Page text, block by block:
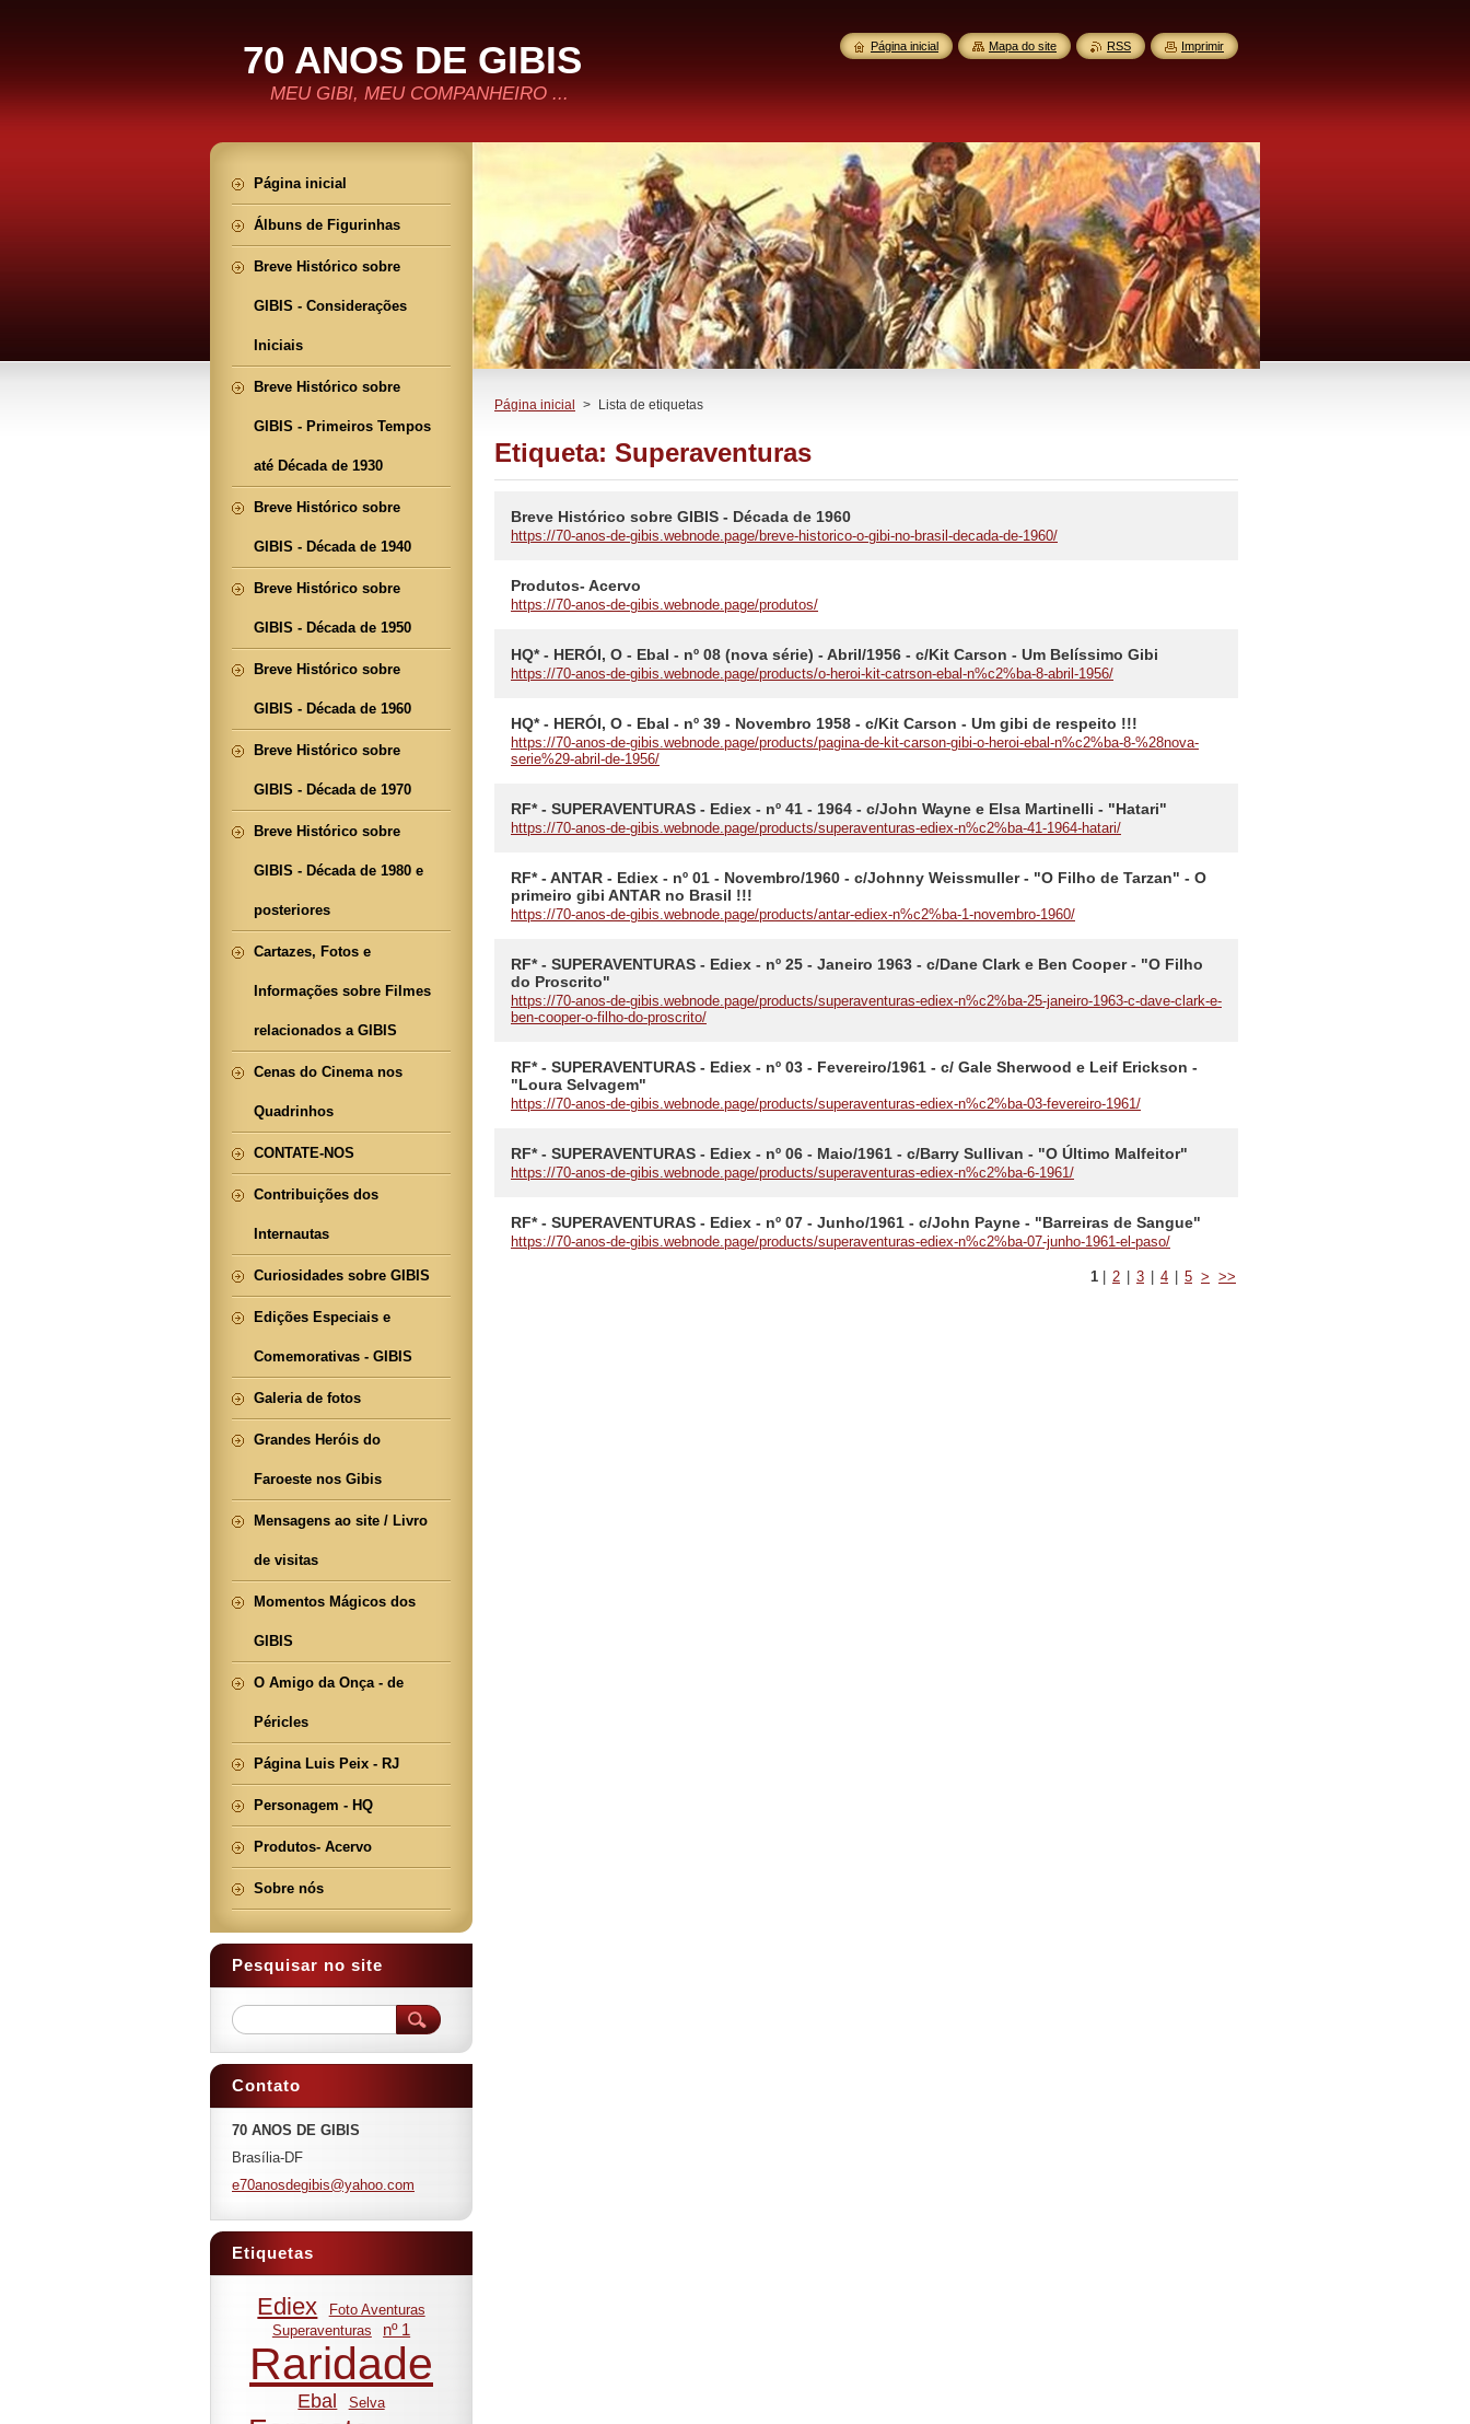
70 ANOS DE GIBIS
MEU GIBI, MEU COMPANHEIRO ...
Página inicial > Lista de etiquetas
Etiqueta: Superaventuras
Breve Histórico sobre GIBIS - Década de 1960
https://70-anos-de-gibis.webnode.page/breve-historico-o-gibi-no-brasil-decada-de-1960/
Produtos- Acervo
https://70-anos-de-gibis.webnode.page/produtos/
HQ* - HERÓI, O - Ebal - nº 08 (nova série) - Abril/1956 - c/Kit Carson - Um Belíssimo Gibi
https://70-anos-de-gibis.webnode.page/products/o-heroi-kit-catrson-ebal-n%c2%ba-8-abril-1956/
HQ* - HERÓI, O - Ebal - nº 39 - Novembro 1958 - c/Kit Carson - Um gibi de respeito !!!
https://70-anos-de-gibis.webnode.page/products/pagina-de-kit-carson-gibi-o-heroi-ebal-n%c2%ba-8-%28nova-
serie%29-abril-de-1956/
RF* - SUPERAVENTURAS - Ediex - nº 41 - 1964 - c/John Wayne e Elsa Martinelli - "Hatari"
https://70-anos-de-gibis.webnode.page/products/superaventuras-ediex-n%c2%ba-41-1964-hatari/
RF* - ANTAR - Ediex - nº 01 - Novembro/1960 - c/Johnny Weissmuller - "O Filho de Tarzan" - O
primeiro gibi ANTAR no Brasil !!!
https://70-anos-de-gibis.webnode.page/products/antar-ediex-n%c2%ba-1-novembro-1960/
RF* - SUPERAVENTURAS - Ediex - nº 25 - Janeiro 1963 - c/Dane Clark e Ben Cooper - "O Filho
do Proscrito"
https://70-anos-de-gibis.webnode.page/products/superaventuras-ediex-n%c2%ba-25-janeiro-1963-c-dave-clark-e-
ben-cooper-o-filho-do-proscrito/
RF* - SUPERAVENTURAS - Ediex - nº 03 - Fevereiro/1961 - c/ Gale Sherwood e Leif Erickson -
"Loura Selvagem"
https://70-anos-de-gibis.webnode.page/products/superaventuras-ediex-n%c2%ba-03-fevereiro-1961/
RF* - SUPERAVENTURAS - Ediex - nº 06 - Maio/1961 - c/Barry Sullivan - "O Último Malfeitor"
https://70-anos-de-gibis.webnode.page/products/superaventuras-ediex-n%c2%ba-6-1961/
RF* - SUPERAVENTURAS - Ediex - nº 07 - Junho/1961 - c/John Payne - "Barreiras de Sangue"
https://70-anos-de-gibis.webnode.page/products/superaventuras-ediex-n%c2%ba-07-junho-1961-el-paso/
1 2 3 4 5 > >>
Página inicial
Álbuns de Figurinhas
Breve Histórico sobre
GIBIS - Considerações
Iniciais
Breve Histórico sobre
GIBIS - Primeiros Tempos
até Década de 1930
Breve Histórico sobre
GIBIS - Década de 1940
Breve Histórico sobre
GIBIS - Década de 1950
Breve Histórico sobre
GIBIS - Década de 1960
Breve Histórico sobre
GIBIS - Década de 1970
Breve Histórico sobre
GIBIS - Década de 1980 e
posteriores
Cartazes, Fotos e
Informações sobre Filmes
relacionados a GIBIS
Cenas do Cinema nos
Quadrinhos
CONTATE-NOS
Contribuições dos
Internautas
Curiosidades sobre GIBIS
Edições Especiais e
Comemorativas - GIBIS
Galeria de fotos
Grandes Heróis do
Faroeste nos Gibis
Mensagens ao site / Livro
de visitas
Momentos Mágicos dos
GIBIS
O Amigo da Onça - de
Péricles
Página Luis Peix - RJ
Personagem - HQ
Produtos- Acervo
Sobre nós
Pesquisar no site
Contato
70 ANOS DE GIBIS
Brasília-DF
e70anosdegibis@yahoo.com
Etiquetas
Ediex
Foto Aventuras
Superaventuras
nº 1
Raridade
Ebal Selva
Página inicial Mapa do site RSS Imprimir